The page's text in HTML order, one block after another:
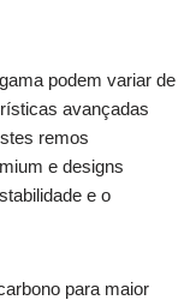
podem variar de
avançadas
remos
e designs
e o
para maior